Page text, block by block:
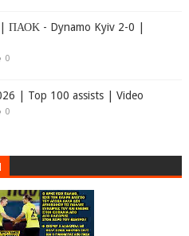
| ΠΑΟΚ - Dynamo Kyiv 2-0 |
0
| Top 100 assists | Video
0